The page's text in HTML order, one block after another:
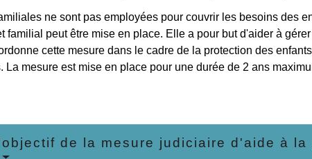
ne sont pas employées pour couvrir les besoins des
familial peut être mise en place. Elle a pour but d'aider à
cette mesure dans le cadre de la protection des
La mesure est mise en place pour une durée de 2 ans
de la mesure judiciaire d'aide à la